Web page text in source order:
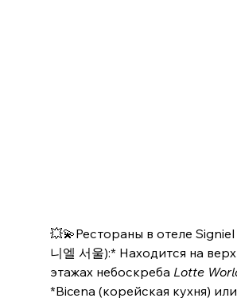
💥💫Рестораны в отеле Signiel
니엘 서울):* Находится на
этажах небоскреба Lotte
*Bicena (корейская кухня)